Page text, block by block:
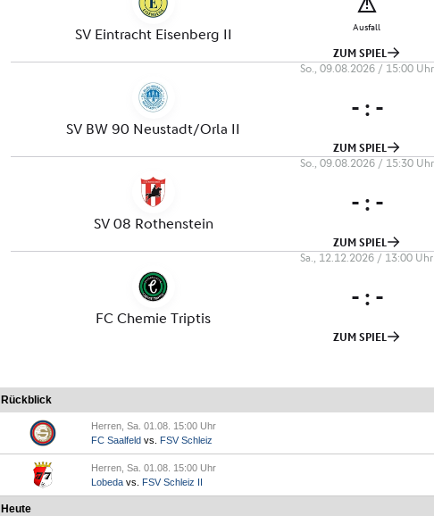
Rückblick
Herren, Sa. 01.08. 15:00 Uhr
FC Saalfeld vs. FSV Schleiz
Herren, Sa. 01.08. 15:00 Uhr
Lobeda vs. FSV Schleiz II
Heute